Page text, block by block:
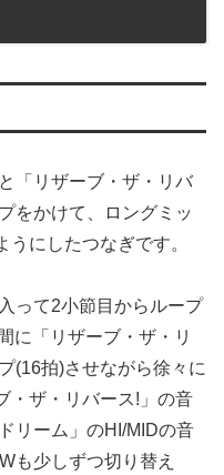
「リザーブ・ザ・リバ
をかけて、ロングミッ
にしたつなぎです。
って2小節目からループ
に「リザーブ・ザ・リ
(16拍)させながら徐々に
・ザ・リバース!」の音
リーム」のHI/MIDの音
も少しずつ切り替え